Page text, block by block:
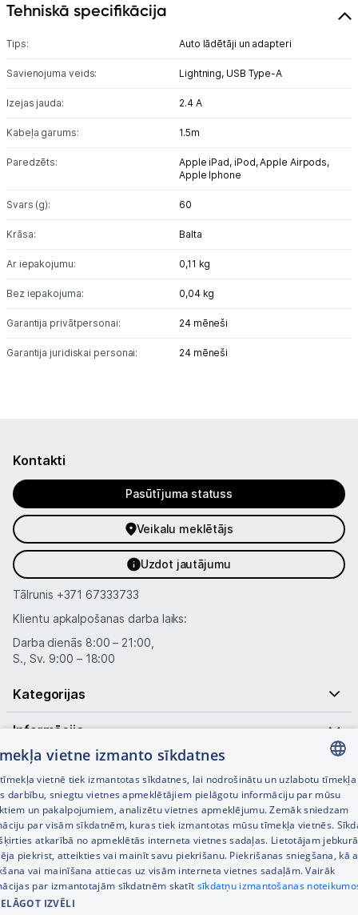
Kontakti
Informācija
Tehniskā specifikācija
Tips: Auto lādētāji un adapteri
Savienojuma veids: Lightning, USB Type-A
Izejas jauda: 2.4 A
Kabeļa garums: 1.5m
Paredzēts: Apple iPad, iPod,Apple Airpods,
Apple Iphone
Svars (g): 60
Krāsa: Balta
Ar iepakojumu: 0,11 kg
Bez iepakojuma: 0,04 kg
Garantija privātpersonai: 24 mēneši
Garantija juridiskai personai: 24 mēneši
Kontakti
Pasūtījuma statuss
Veikalu meklētājs
Uzdot jautājumu
Tālrunis +371 67333733
Klientu apkalpošanas darba laiks:
Darba dienās 8:00 – 21:00,
S., Sv. 9:00 – 18:00
Kategorijas
Informācija
Noderīgas saites
© SIA Tet 2026 -
LATVIAN
RUSSIAN
ENGLISH
vietne izmanto sīkdatnes
vietnē tiek izmantotas sīkdatnes, lai nodrošinātu un uzlabotu tīmekļa
darbību, sniegtu vietnes apmeklētājiem pielāgotu informāciju par mūsu
un pakalpojumiem, analizētu vietnes apmeklējumu. Zemāk sniedzam
par visām sīkdatnēm, kuras tiek izmantotas mūsu tīmekļa vietnēs.
atkarībā no apmeklētās interneta vietnes sadaļas. Lietotājam
piekrist, atteikties vai mainīt savu piekrišanu. Piekrišanas sniegšana, kā
vai mainīšana attiecas uz visām interneta vietnes sadaļām. Vairāk
par izmantotajām sīkdatnēm skatīt sīkdatņu izmantošanas
IZVĒLI